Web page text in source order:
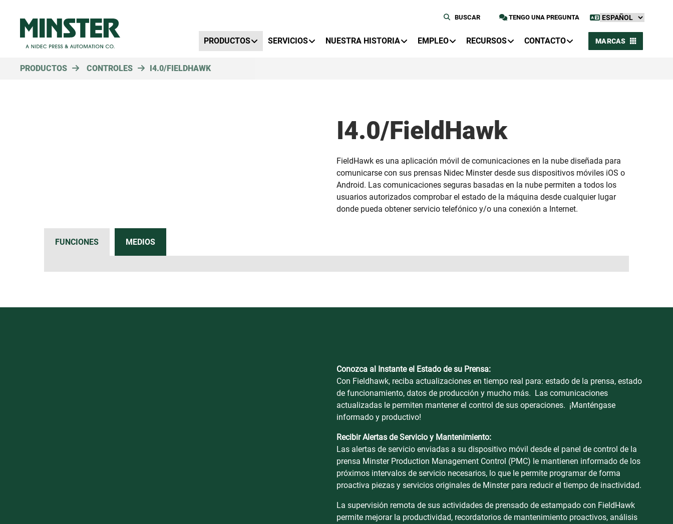
TENGO UNA PREGUNTA
BUSCAR
Primary Menu
PRODUCTOS
SERVICIOS NUESTRA HISTORIA EMPLEO RECURSOS CONTACTO MARCAS
PRODUCTOS CONTROLES I4.0/FIELDHAWK
I4.0/FieldHawk
FieldHawk es una aplicación móvil de comunicaciones en la nube diseñada para
comunicarse con sus prensas Nidec Minster desde sus dispositivos móviles iOS o
Android. Las comunicaciones seguras basadas en la nube permiten a todos los
usuarios autorizados comprobar el estado de la máquina desde cualquier lugar
donde pueda obtener servicio telefónico y/o una conexión a Internet.
FUNCIONES MEDIOS
Conozca al Instante el Estado de su Prensa:
Con Fieldhawk, reciba actualizaciones en tiempo real para: estado de la prensa, estado
de funcionamiento, datos de producción y mucho más. Las comunicaciones
actualizadas le permiten mantener el control de sus operaciones. ¡Manténgase
informado y productivo!
Recibir Alertas de Servicio y Mantenimiento:
Las alertas de servicio enviadas a su dispositivo móvil desde el panel de control de la
prensa Minster Production Management Control (PMC) le mantienen informado de los
próximos intervalos de servicio necesarios, lo que le permite programar de forma
proactiva piezas y servicios originales de Minster para reducir el tiempo de inactividad.
La supervisión remota de sus actividades de prensado de estampado con FieldHawk
permite mejorar la productividad, recordatorios de mantenimiento proactivos, análisis